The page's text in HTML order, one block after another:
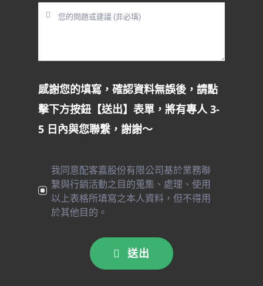
感謝您的填寫，確認資料無誤後，請點
擊下方按鈕【送出】表單，將有專人 3-
5 日內與您聯繫，謝謝～
我同意配客嘉股份有限公司基於業務聯
繫與行銷活動之目的蒐集、處理、使用
以上表格所填寫之本人資料，但不得用
於其他目的。
送出